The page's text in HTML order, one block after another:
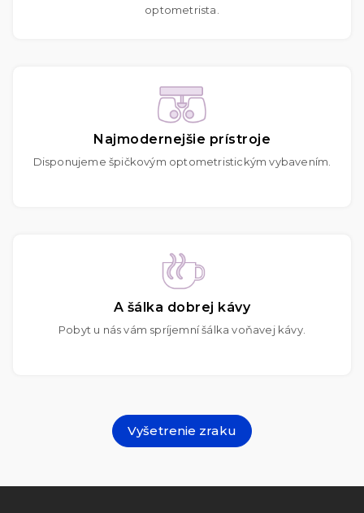
optometrista.
Najmodernejšie prístroje
Disponujeme špičkovým optometristickým vybavením.
A šálka dobrej kávy
Pobyt u nás vám spríjemní šálka voňavej kávy.
Vyšetrenie zraku